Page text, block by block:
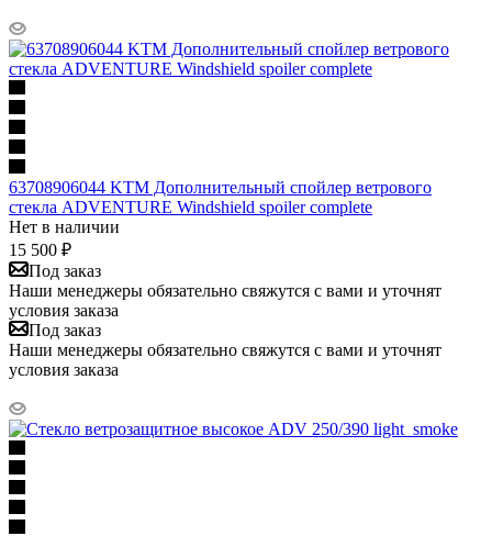
63708906044 KTM Дополнительный спойлер ветрового
стекла ADVENTURE Windshield spoiler complete
Нет в наличии
15 500 ₽
Под заказ
Наши менеджеры обязательно свяжутся с вами и уточнят
условия заказа
Под заказ
Наши менеджеры обязательно свяжутся с вами и уточнят
условия заказа